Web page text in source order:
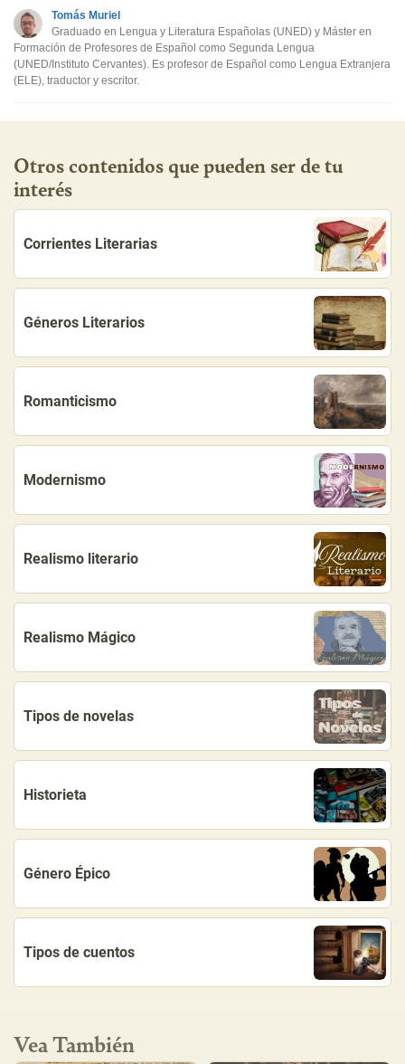
Otro
Tomás Muriel
Graduado en Lengua y Literatura Españolas (UNED) y Máster en
Formación de Profesores de Español como Segunda Lengua
(UNED/Instituto Cervantes). Es profesor de Español como Lengua Extranjera
(ELE), traductor y escritor.
Otros contenidos que pueden ser de tu
interés
Corrientes Literarias
Géneros Literarios
Romanticismo
Modernismo
Realismo literario
Realismo Mágico
Tipos de novelas
Historieta
Género Épico
Tipos de cuentos
Vea También